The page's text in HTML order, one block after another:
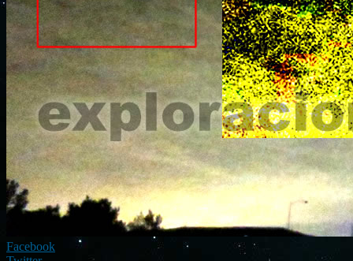
Facebook